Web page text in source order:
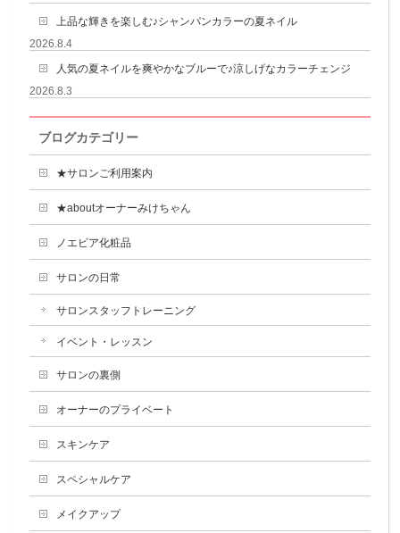
上品な輝きを楽しむ♪シャンパンカラーの夏ネイル
2026.8.4
人気の夏ネイルを爽やかなブルーで♪涼しげなカラーチェンジ
2026.8.3
ブログカテゴリー
★サロンご利用案内
★aboutオーナーみけちゃん
ノエビア化粧品
サロンの日常
サロンスタッフトレーニング
イベント・レッスン
サロンの裏側
オーナーのプライベート
スキンケア
スペシャルケア
メイクアップ